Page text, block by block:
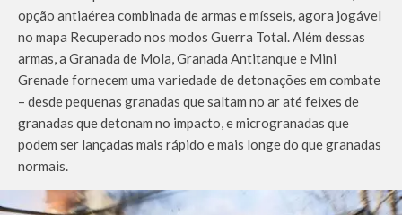
opção antiaérea combinada de armas e mísseis, agora jogável
no mapa Recuperado nos modos Guerra Total. Além dessas
armas, a Granada de Mola, Granada Antitanque e Mini
Grenade fornecem uma variedade de detonações em combate
– desde pequenas granadas que saltam no ar até feixes de
granadas que detonam no impacto, e microgranadas que
podem ser lançadas mais rápido e mais longe do que granadas
normais.